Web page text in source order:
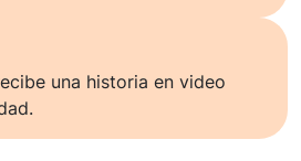
una historia en video